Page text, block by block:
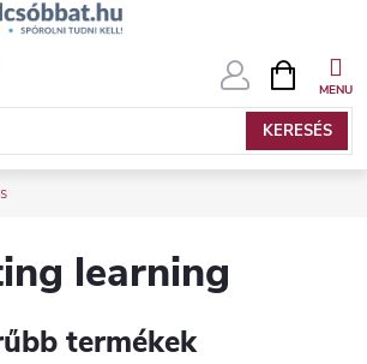
KERESÉS
KOSÁR
learning
termékek